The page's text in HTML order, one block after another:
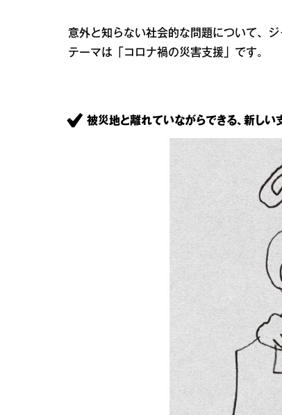
意外と知らない社会的な問題について、
テーマは「コロナ禍の災害支援」です。
被災地と離れていながらできる、新しい